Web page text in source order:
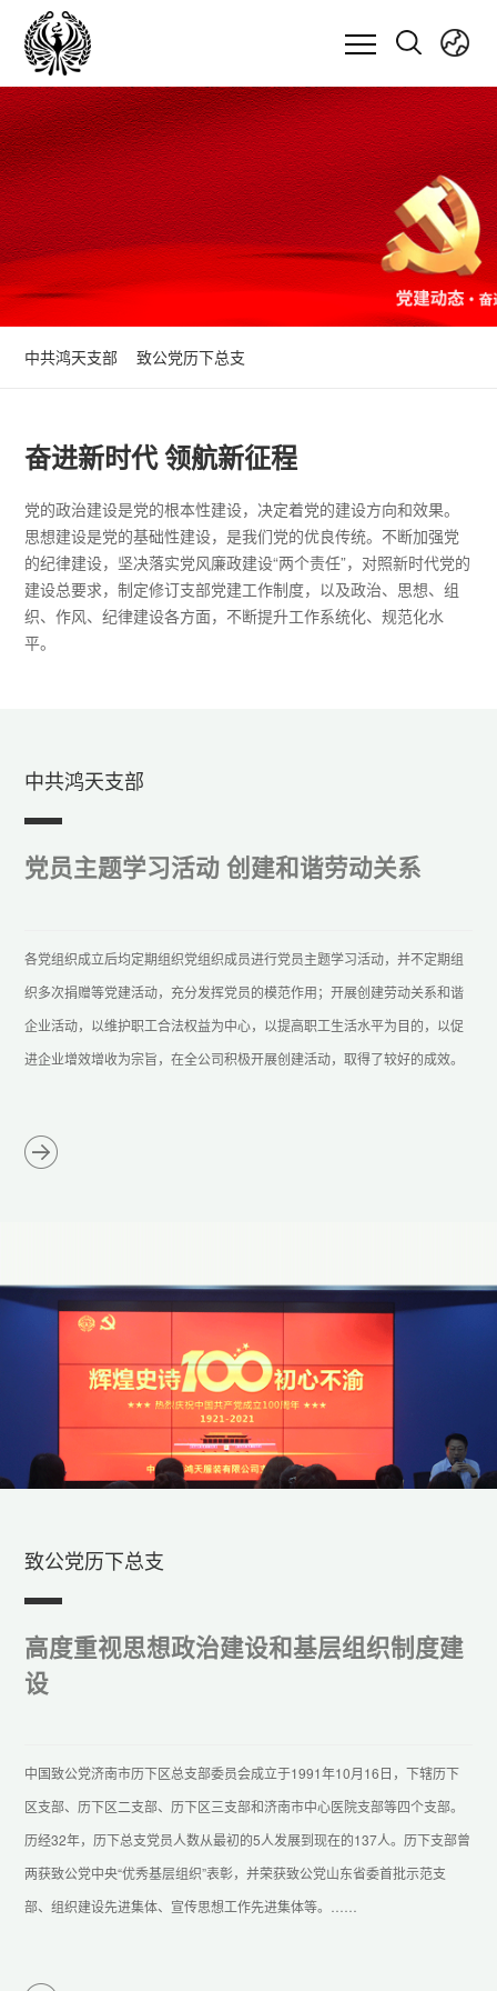
中共鸿天支部 致公党历下总支
奋进新时代 领航新征程
党的政治建设是党的根本性建设，决定着党的建设方向和效果。
思想建设是党的基础性建设，是我们党的优良传统。不断加强党
的纪律建设，坚决落实党风廉政建设“两个责任”，对照新时代党的
建设总要求，制定修订支部党建工作制度，以及政治、思想、组
织、作风、纪律建设各方面，不断提升工作系统化、规范化水
平。
中共鸿天支部
党员主题学习活动 创建和谐劳动关系
各党组织成立后均定期组织党组织成员进行党员主题学习活动，并不定期组
织多次捐赠等党建活动，充分发挥党员的模范作用；开展创建劳动关系和谐
企业活动，以维护职工合法权益为中心，以提高职工生活水平为目的，以促
进企业增效增收为宗旨，在全公司积极开展创建活动，取得了较好的成效。
致公党历下总支
高度重视思想政治建设和基层组织制度建
设
中国致公党济南市历下区总支部委员会成立于1991年10月16日，下辖历下
区支部、历下区二支部、历下区三支部和济南市中心医院支部等四个支部。
历经32年，历下总支党员人数从最初的5人发展到现在的137人。历下支部曾
两获致公党中央“优秀基层组织”表彰，并荣获致公党山东省委首批示范支
部、组织建设先进集体、宣传思想工作先进集体等。……